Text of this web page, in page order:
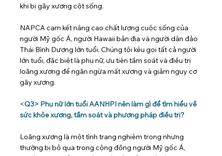
khi bị gãy xương cột sống.
NAPCA cam kết nâng cao chất lượng cuộc sống của
người Mỹ gốc Á, người Hawaii bản địa và người dân đảo
Thái Bình Dương lớn tuổi. Chúng tôi kêu gọi tất cả người
lớn tuổi, đặc biệt là phụ nữ, ưu tiên tầm soát và điều trị
loãng xương để ngăn ngừa mất xương và giảm nguy cơ
gãy xương.
<Q3> Phụ nữ lớn tuổi AANHPI nên làm gì để tìm hiểu về
sức khỏe xương, tầm soát và phương pháp điều trị?
Loãng xương là một tình trạng nghiêm trọng nhưng
thường bị bỏ qua trong cộng đồng người Mỹ gốc Á,